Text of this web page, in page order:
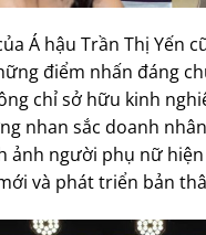
Á hậu Trần Thị Yến
điểm nhấn đáng
chỉ sở hữu kinh
nhan sắc doanh
ảnh người phụ nữ
và phát triển bản